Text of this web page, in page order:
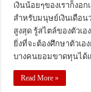
เงินน้อยๆของเราก็งอ
สำหรับมนุษย์เงินเดือน
สูงสุด รู้สไตล์ของตัวเ
ยิ่งที่จะต้องศึกษาตัวเ
บางคนยอมขาดทุนได้
Read More »